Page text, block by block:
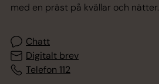
med en präst på kvällar och nätter.
Chatt
Digitalt brev
Telefon 112